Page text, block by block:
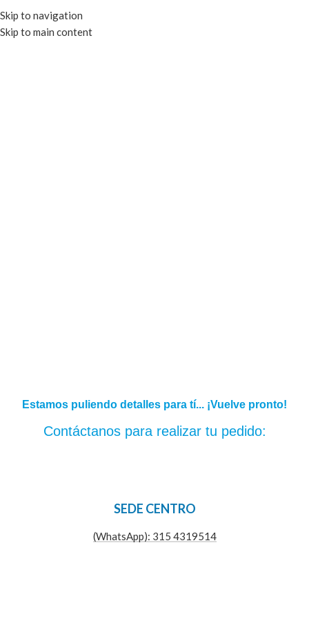
Skip to navigation
Skip to main content
Estamos puliendo detalles para tí... ¡Vuelve pronto!
Contáctanos para realizar tu pedido:
SEDE CENTRO
(WhatsApp): 315 4319514